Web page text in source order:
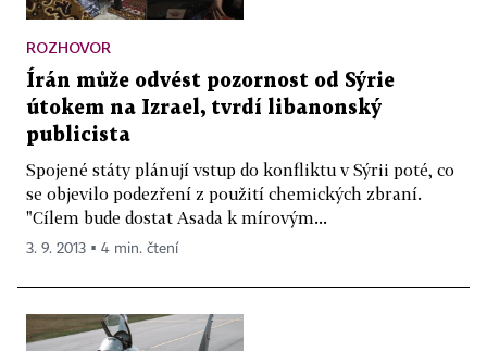
ROZHOVOR
Írán může odvést pozornost od Sýrie
útokem na Izrael, tvrdí libanonský
publicista
Spojené státy plánují vstup do konfliktu v Sýrii poté, co
se objevilo podezření z použití chemických zbraní.
"Cílem bude dostat Asada k mírovým...
3. 9. 2013 ▪ 4 min. čtení